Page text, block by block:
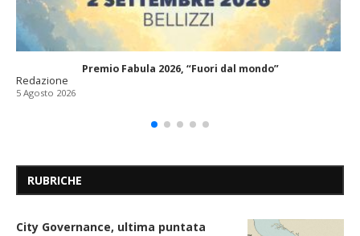
Premio Fabula 2026, “Fuori dal mondo”
Redazione
5 Agosto 2026
RUBRICHE
City Governance, ultima puntata